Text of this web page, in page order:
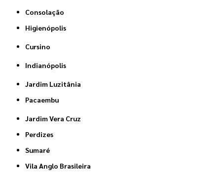
Consolação
Higienópolis
Cursino
Indianópolis
Jardim Luzitânia
Pacaembu
Jardim Vera Cruz
Perdizes
Sumaré
Vila Anglo Brasileira